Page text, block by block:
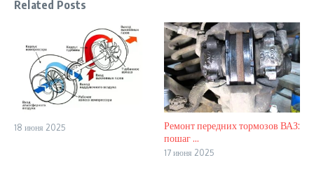
Related Posts
18 июня 2025
Ремонт передних тормозов ВАЗ:
пошаг ...
17 июня 2025